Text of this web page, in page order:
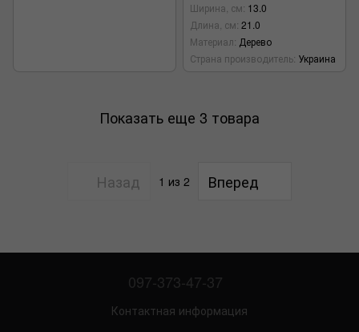
Ширина, см 13.0
Длина, см 21.0
Материал Дерево
Страна производитель Украина
Показать еще 3 товара
Назад 1 из 2 Вперед
097-373-47-37
Контактная информация